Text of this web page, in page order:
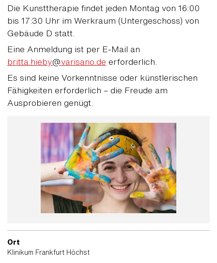
Die Kunsttherapie findet jeden Montag von 16:00
bis 17:30 Uhr im Werkraum (Untergeschoss) von
Gebäude D statt.
Eine Anmeldung ist per E-Mail an
britta.hieby@varisano.de erforderlich.
Es sind keine Vorkenntnisse oder künstlerischen
Fähigkeiten erforderlich – die Freude am
Ausprobieren genügt.
Ort
Klinikum Frankfurt Höchst